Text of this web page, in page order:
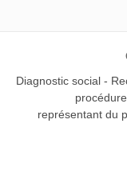
Diagnostic social -
représentant du